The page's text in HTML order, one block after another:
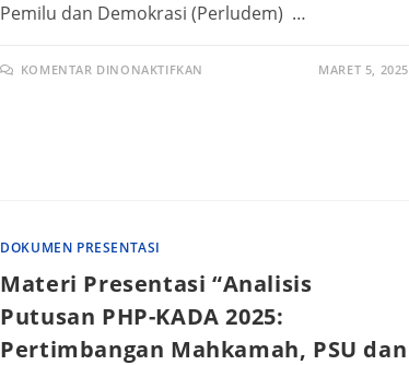
Pemilu dan Demokrasi (Perludem) …
KOMENTAR DINONAKTIFKAN MARET 5, 2025
DOKUMEN PRESENTASI
Materi Presentasi “Analisis
Putusan PHP-KADA 2025:
Pertimbangan Mahkamah, PSU dan